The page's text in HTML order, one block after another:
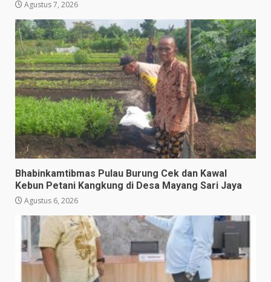
Agustus 7, 2026
Bhabinkamtibmas Pulau Burung Cek dan Kawal
Kebun Petani Kangkung di Desa Mayang Sari Jaya
Agustus 6, 2026